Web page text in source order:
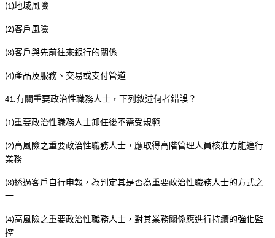
(1)地域風險
(2)客戶風險
(3)客戶與先前往來銀行的關係
(4)產品及服務、交易或支付管道
41.有關重要政治性職務人士，下列敘述何者錯誤？
(1)重要政治性職務人士卸任後不需受規範
(2)高風險之重要政治性職務人士，應取得高階管理人員核准方能進行
業務
(3)透過客戶自行申報，為判定其是否為重要政治性職務人士的方式之
一
(4)高風險之重要政治性職務人士，對其業務關係應進行持續的強化監
控